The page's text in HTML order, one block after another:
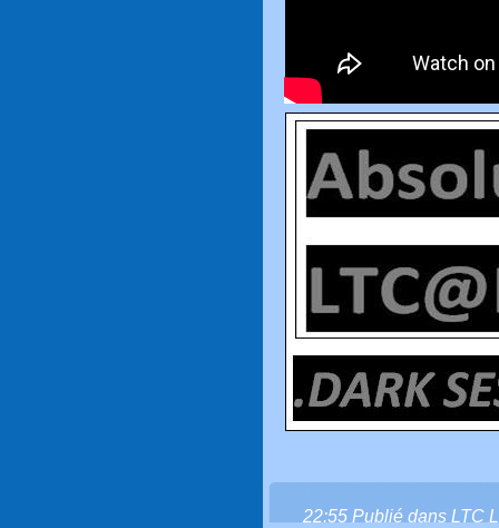
22:55 Publié dans LTC